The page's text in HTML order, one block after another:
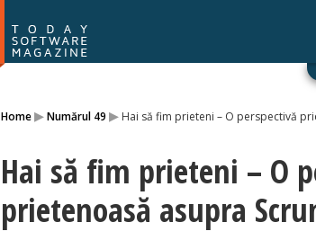
Home▸Numărul 49 ▸ Hai să fim prieteni – O perspectivă
Hai să fim prieteni – O
prietenoasă asupra